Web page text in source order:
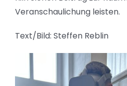
Veranschaulichung leisten.
Text/Bild: Steffen Reblin